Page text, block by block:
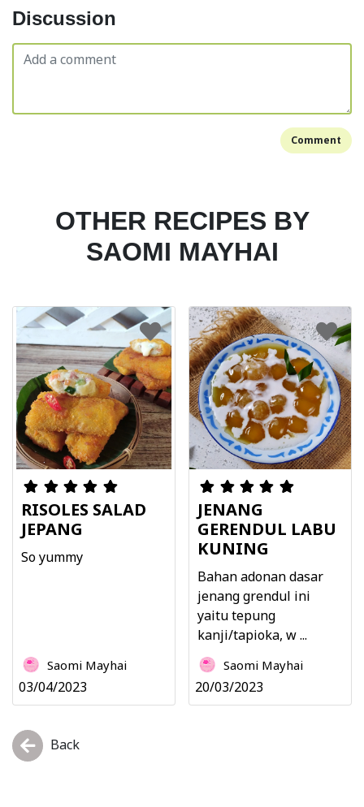
Discussion
Comment
OTHER RECIPES BY
SAOMI MAYHAI
RISOLES SALAD
JEPANG
So yummy
Saomi Mayhai
03/04/2023
JENANG
GERENDUL LABU
KUNING
Bahan adonan dasar
jenang grendul ini
yaitu tepung
kanji/tapioka, w ...
Saomi Mayhai
20/03/2023
Back